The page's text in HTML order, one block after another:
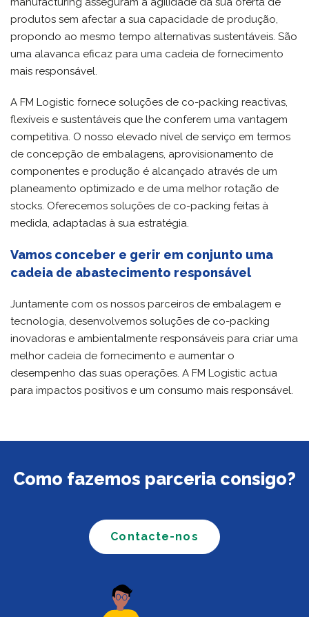
produtos sem afectar a sua capacidade de produção,
propondo ao mesmo tempo alternativas sustentáveis. São
uma alavanca eficaz para uma cadeia de fornecimento
mais responsável.
A FM Logistic fornece soluções de co-packing reactivas,
flexíveis e sustentáveis que lhe conferem uma vantagem
competitiva. O nosso elevado nível de serviço em termos
de concepção de embalagens, aprovisionamento de
componentes e produção é alcançado através de um
planeamento optimizado e de uma melhor rotação de
stocks. Oferecemos soluções de co-packing feitas à
medida, adaptadas à sua estratégia.
Vamos conceber e gerir em conjunto uma
cadeia de abastecimento responsável
Juntamente com os nossos parceiros de embalagem e
tecnologia, desenvolvemos soluções de co-packing
inovadoras e ambientalmente responsáveis para criar uma
melhor cadeia de fornecimento e aumentar o
desempenho das suas operações. A FM Logistic actua
para impactos positivos e um consumo mais responsável.
Como fazemos parceria consigo?
Contacte-nos